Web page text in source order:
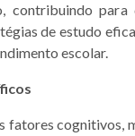
contribuindo
de estudo
escolar.
fatores cognitivos,